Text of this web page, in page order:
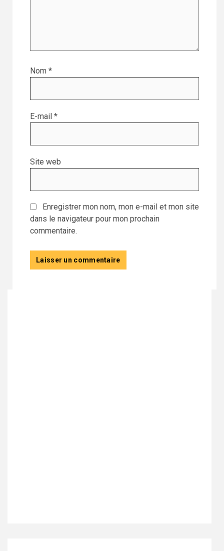
Nom *
E-mail *
Site web
Enregistrer mon nom, mon e-mail et mon site
dans le navigateur pour mon prochain
commentaire.